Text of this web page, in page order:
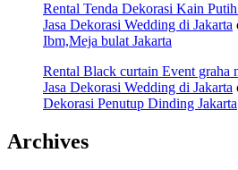
Rental Tenda Dekorasi Kain
Jasa Dekorasi Wedding di Jakarta
Ibm,Meja bulat Jakarta
Rental Black curtain Event graha
Jasa Dekorasi Wedding di Jakarta
Dekorasi Penutup Dinding Jakarta
Archives